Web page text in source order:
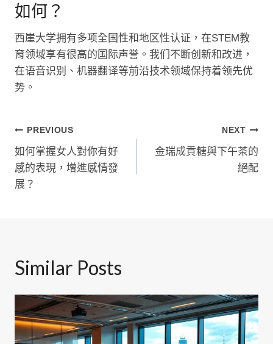
如何？
西崖大学拥有多项全国性和地区性认证，在STEM教
育领域享有很高的国际声誉。我们不断创新和改进，
在语音识别、机器翻译等前沿技术领域保持着领先优
势。
文
章
導
PREVIOUS
如何掌握女人對你有好
感的表現，增進感情發
展？
NEXT
金瑞成貢糖與下午茶的
絕配
Similar Posts